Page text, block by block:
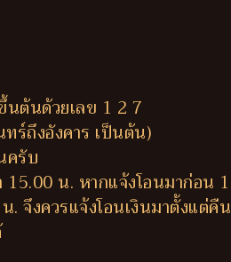
ต้นด้วยเลข 1 2 7
ร์ถึงอังคาร เป็นต้น)
ครับ
15.00 น. หากแจ้งโอนมาก่อ
. จึงควรแจ้งโอนเงินมาตั้งแต่